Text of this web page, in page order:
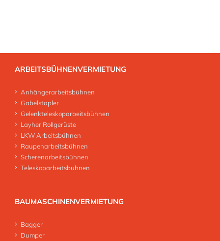
ARBEITSBÜHNENVERMIETUNG
Anhängerarbeitsbühnen
Gabelstapler
Gelenkteleskoparbeitsbühnen
Layher Rollgerüste
LKW Arbeitsbühnen
Raupenarbeitsbühnen
Scherenarbeitsbühnen
Teleskoparbeitsbühnen
BAUMASCHINENVERMIETUNG
Bagger
Dumper